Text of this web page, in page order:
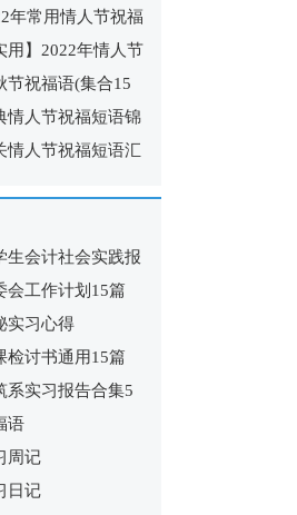
短语集锦38条
年常用情人节祝福
汇总50句
用】2022年情人节
短语摘录40条
节祝福语(集合15
情人节祝福短语锦
条
情人节祝福短语汇
生会计社会实践报
篇
会工作计划15篇
实习心得
检讨书通用15篇
系实习报告合集5
语
周记
日记